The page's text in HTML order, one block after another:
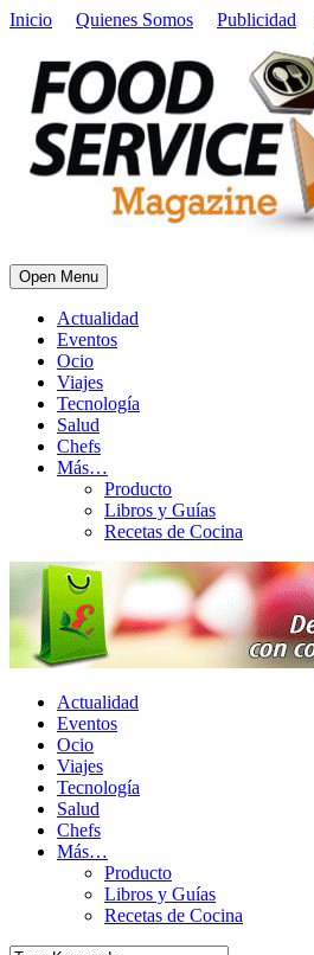
Inicio Quienes Somos Publicidad
Open Menu
Actualidad
Eventos
Ocio
Viajes
Tecnología
Salud
Chefs
Más…
Producto
Libros y Guías
Recetas de Cocina
Actualidad
Eventos
Ocio
Viajes
Tecnología
Salud
Chefs
Más…
Producto
Libros y Guías
Recetas de Cocina